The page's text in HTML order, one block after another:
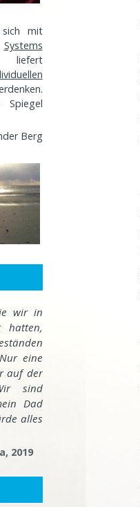
sich mit
Systems
liefert
Berg
wir in
hatten,
eine
auf der
sind
Dad
alles
2019